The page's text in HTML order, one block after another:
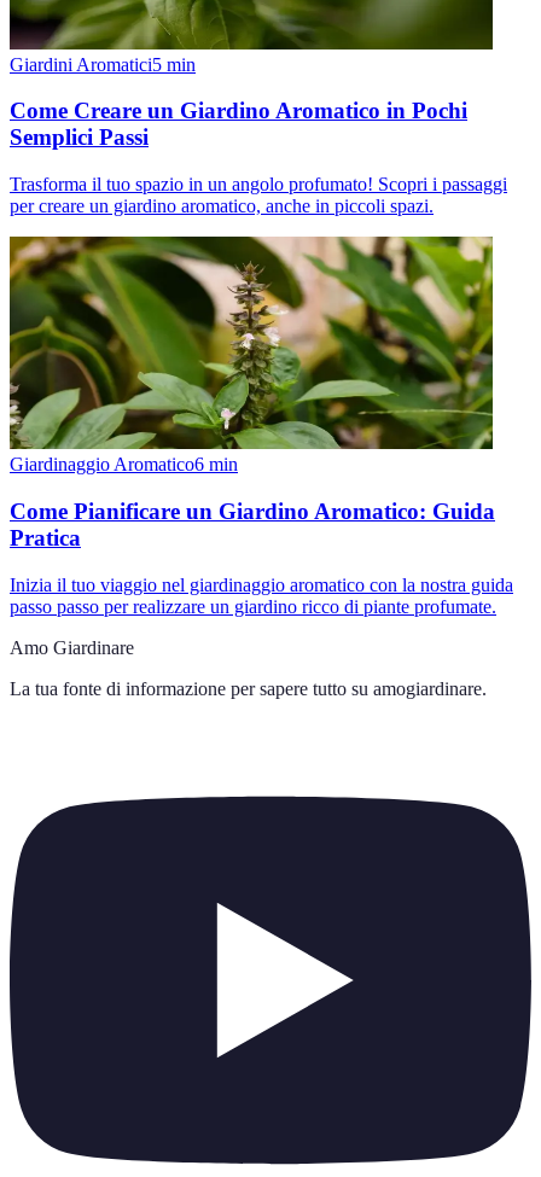
Giardini Aromatici5 min
Come Creare un Giardino Aromatico in Pochi
Semplici Passi
Trasforma il tuo spazio in un angolo profumato! Scopri i passaggi
per creare un giardino aromatico, anche in piccoli spazi.
Giardinaggio Aromatico6 min
Come Pianificare un Giardino Aromatico: Guida
Pratica
Inizia il tuo viaggio nel giardinaggio aromatico con la nostra guida
passo passo per realizzare un giardino ricco di piante profumate.
Amo Giardinare
La tua fonte di informazione per sapere tutto su amogiardinare.